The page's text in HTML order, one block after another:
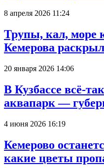
8 апреля 2026 11:24
Трупы, кал, море
Кемерова
20 января 2026 14:06
В Кузбассе всё-
аквапарк —
4 июня 2026 16:19
Кемерово
какие цветы